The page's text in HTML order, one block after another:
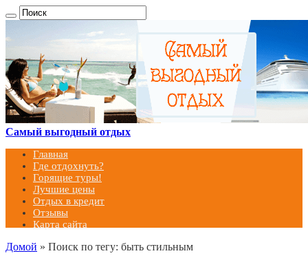
Самый выгодный отдых
Главная
Где отдохнуть?
Горящие туры!
Лучшие цены
Отдых в кредит
Отзывы
Карта сайта
Домой » Поиск по тегу: быть стильным